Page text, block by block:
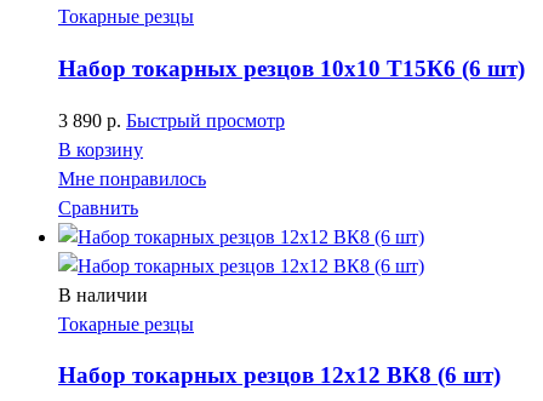
Токарные резцы
Набор токарных резцов 10х10 Т15К6 (6 шт)
3 890 р. Быстрый просмотр
В корзину
Мне понравилось
Сравнить
В наличии
Токарные резцы
Набор токарных резцов 12х12 ВК8 (6 шт)